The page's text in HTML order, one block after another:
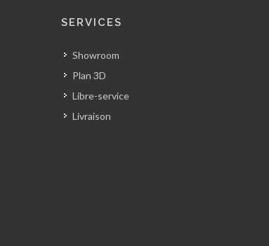
SERVICES
Showroom
Plan 3D
Libre-service
Livraison